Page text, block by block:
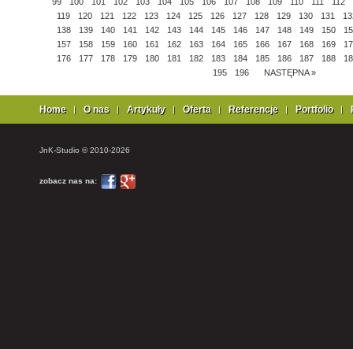
119
120 121 122 123 124 125 126 127 128 129 130 131
138
139 140 141 142 143 144 145 146 147 148 149 150
157
158 159 160 161 162 163 164 165 166 167 168 169
176
177 178 179 180 181 182 183 184 185 186 187 188
195
196 NASTĘPNA »
Home O nas Artykuły Oferta Referencje Portfolio
JnK-Studio © 2010-2026
zobacz nas na: